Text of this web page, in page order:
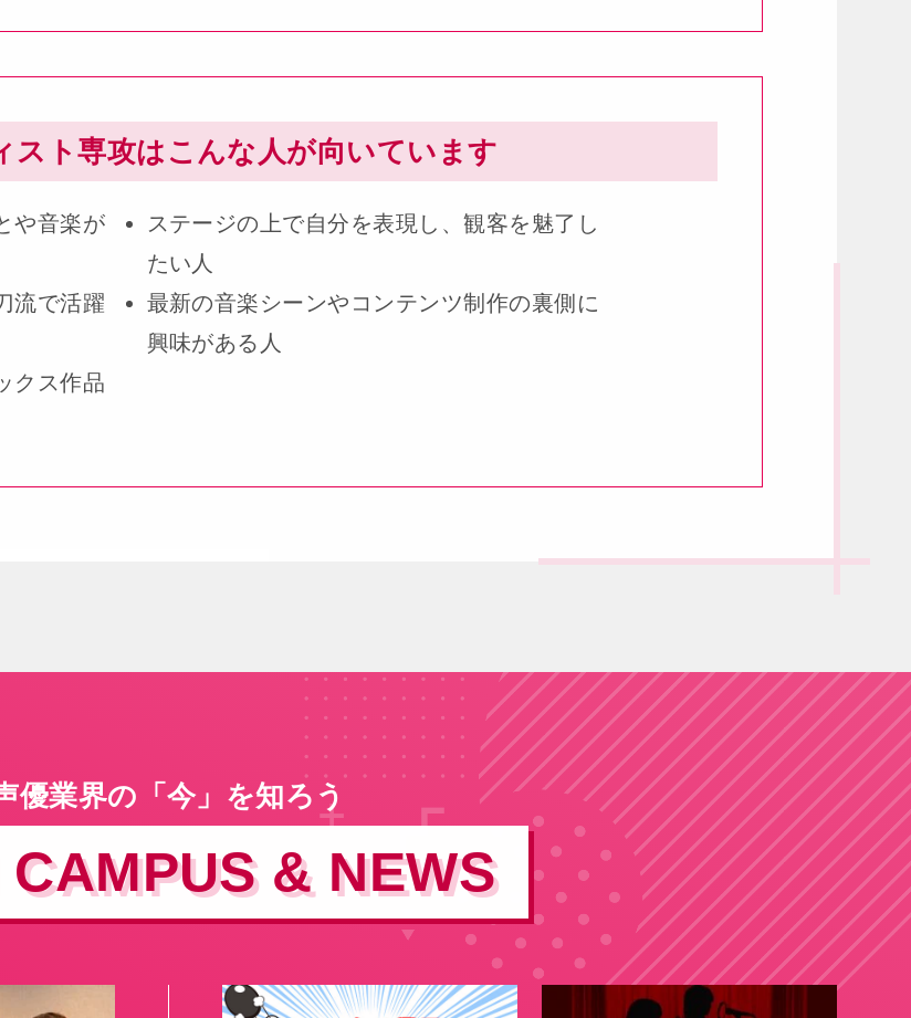
スト専攻は こんな人が向いています
や音楽が
ステージの上で自分を表現し、観客を魅了し
たい人
流で活躍
最新の音楽シーンやコンテンツ制作の裏側に
興味がある人
クス作品
優業界の「今」を知ろう
CAMPUS & NEWS